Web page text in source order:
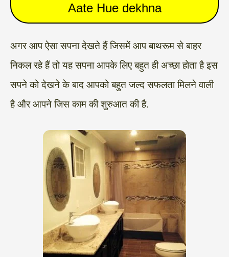
Aate Hue dekhna
अगर आप ऐसा सपना देखते हैं जिसमें आप बाथरूम से बाहर
निकल रहे हैं तो यह सपना आपके लिए बहुत ही अच्छा होता है इस
सपने को देखने के बाद आपको बहुत जल्द सफलता मिलने वाली
है और आपने जिस काम की शुरुआत की है.